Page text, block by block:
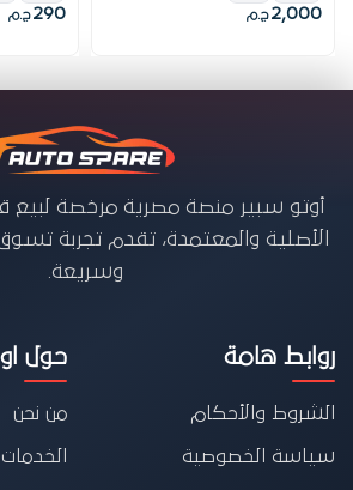
2,000 ج.م 290 ج.م
أوتو سبير منصة مصرية مرخصة لبيع
الأصلية والمعتمدة، تقدم تجربة
وسريعة.
روابط هامة
الشروط والأحكام
سياسة الخصوصية
حول
من نحن
الخدمات